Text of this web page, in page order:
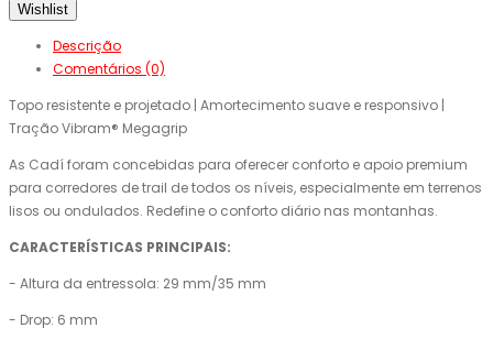
Wishlist
Descrição
Comentários (0)
Topo resistente e projetado | Amortecimento suave e responsivo |
Tração Vibram® Megagrip
As Cadí foram concebidas para oferecer conforto e apoio premium
para corredores de trail de todos os níveis, especialmente em terrenos
lisos ou ondulados. Redefine o conforto diário nas montanhas.
CARACTERÍSTICAS PRINCIPAIS:
- Altura da entressola: 29 mm/35 mm
- Drop: 6 mm